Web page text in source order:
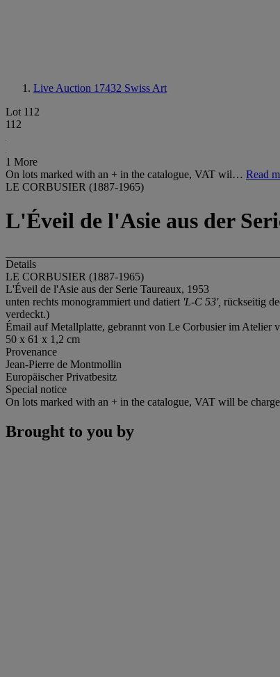
Live Auction 17432 Swiss Art
Lot 112
112
1 More
On lots marked with an + in the catalogue, VAT wil… Read
LE CORBUSIER (1887-1965)
L'Éveil de l'Asie aus der
Details
LE CORBUSIER (1887-1965)
L'Éveil de l'Asie aus der Serie Taureaux, 1953
unten rechts monogrammiert und datiert 'L-C 53', rückseitig
verdeckt.)
Émail auf Metallplatte, gebrannt von Le Corbusier im Atelier
50 x 61 x 1,2 cm
Provenance
Jean-Pierre de Montmollin
Europäischer Privatbesitz
Special notice
On lots marked with an + in the catalogue, VAT will be
Brought to you by